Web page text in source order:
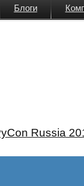
Блоги
Russia